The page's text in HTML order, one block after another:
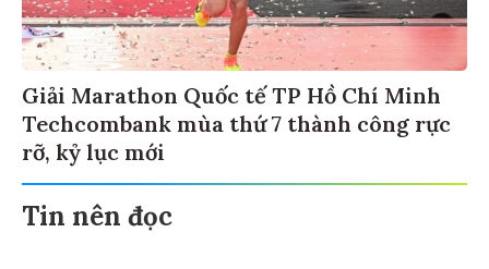
Giải Marathon Quốc tế TP Hồ Chí Minh
Techcombank mùa thứ 7 thành công rực
rỡ, kỷ lục mới
Tin nên đọc